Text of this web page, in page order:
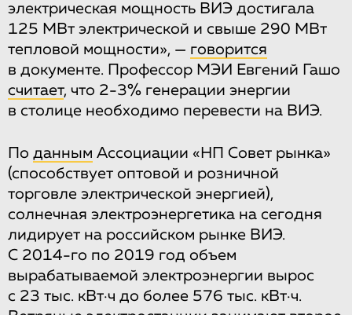
электрическая мощность ВИЭ достигала
125 МВт электрической и свыше 290 МВт
тепловой мощности», — говорится
в документе. Профессор МЭИ Евгений Гашо
считает, что 2-3% генерации энергии
в столице необходимо перевести на ВИЭ.
По данным Ассоциации «НП Совет рынка»
(способствует оптовой и розничной
торговле электрической энергией),
солнечная электроэнергетика на сегодня
лидирует на российском рынке ВИЭ.
С 2014-го по 2019 год объем
вырабатываемой электроэнергии вырос
с 23 тыс. кВт·ч до более 576 тыс. кВт·ч.